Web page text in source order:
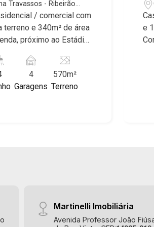
Aliança, Boulevard,
Jardim América,
Irajá, Royal Park,
Quinta da Primavera,
Vila Seixas, Jardim
Paulistano, Lagoinha,
Ribeirânia, Jardim
Travassos - Ribeirão
/ comercial com
terreno e 340m² de área
próximo ao Estádio
Preto/SP. Conheça
deste imóvel que a
selecionou para
Preto.
imóveis de alto padrão,
4
Garagens
570m²
Terreno
e
Martinelli Imobiliária
Avenida Professor João